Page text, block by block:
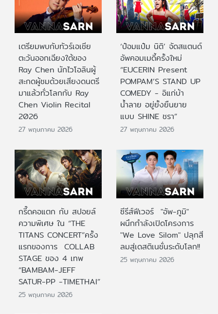
เตรียมพบกับทัวร์เอเชีย
ตะวันออกเฉียงใต้ของ
Ray Chen นักไวโอลินผู้
สะกดผู้ชมด้วยเสียงดนตรี
มาแล้วทั่วโลกกับ Ray
Chen Violin Recital
2026
27 พฤษภาคม 2026
‘ป๋อมแป๋ม นิติ’ จัดสแตนด์
อัพคอมเมดี้ครั้งใหม่
“EUCERIN Present
POMPAM’S STAND UP
COMEDY - อิแก่บ้า
น้ำลาย อยู่ยั้งยืนยาย
แบบ SHINE ชรา”
27 พฤษภาคม 2026
กรี๊ดคอแตก กับ สปอยล์
ความพิเศษ ใน “THE
TITANS CONCERT”ครั้ง
แรกของการ COLLAB
STAGE ของ 4 เทพ
“BAMBAM-JEFF
SATUR-PP -TIMETHAI”
25 พฤษภาคม 2026
ซีรีส์ฟีเวอร์ "อัพ-ภูมิ"
ผนึกกำลังเปิดโครงการ
"We Love Silom" ปลุกสี
ลมสู่เดสติเนชั่นระดับโลก!!
25 พฤษภาคม 2026